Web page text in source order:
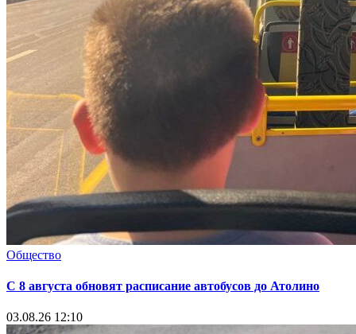
Общество
С 8 августа обновят расписание автобусов до Атолино
03.08.26 12:10